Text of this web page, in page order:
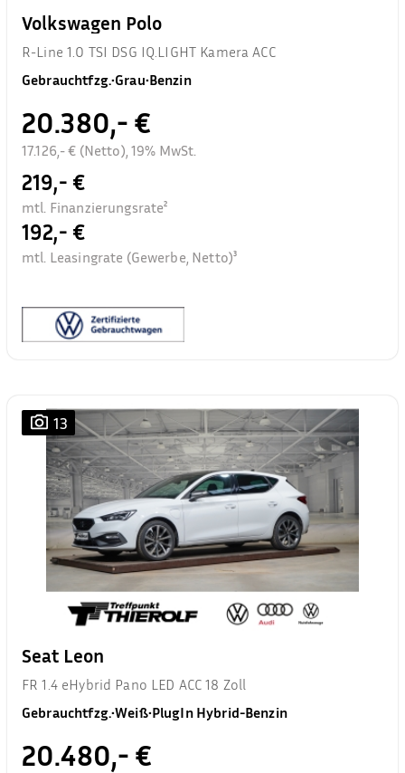
Volkswagen Polo
R-Line 1.0 TSI DSG IQ.LIGHT Kamera ACC
Gebrauchtfzg.•Grau•Benzin
20.380,- €
17.126,- € (Netto), 19% MwSt.
219,- €
mtl. Finanzierungsrate²
192,- €
mtl. Leasingrate (Gewerbe, Netto)³
13
Seat Leon
FR 1.4 eHybrid Pano LED ACC 18 Zoll
Gebrauchtfzg.•Weiß•PlugIn Hybrid-Benzin
20.480,- €